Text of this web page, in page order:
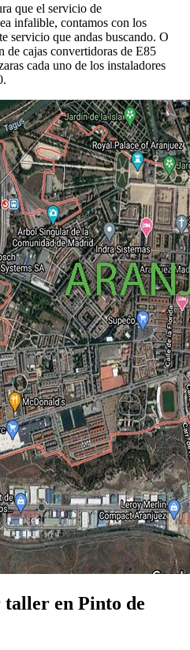
que el servicio de
infalible, contamos con los
servicio que andas buscando. O
de cajas convertidoras de E85
cada uno de los instaladores
en Pinto de